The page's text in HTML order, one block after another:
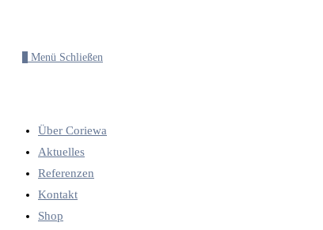
Menü Schließen
Über Coriewa
Aktuelles
Referenzen
Kontakt
Shop